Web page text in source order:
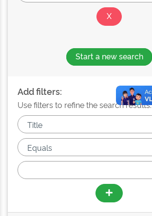
Start a new search
Add filters:
Use filters to refine the search results.